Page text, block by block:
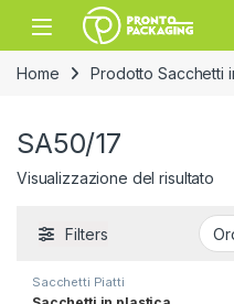
Skip to navigation
Skip to content
Open
Home Prodotto Sacchetti
SA50/17
Visualizzazione del risultato
Filters
Sacchetti Piatti